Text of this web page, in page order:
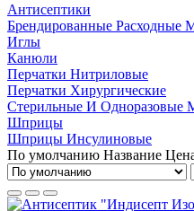
Антисептики
Брендированные Расходные
Иглы
Канюли
Перчатки Нитриловые
Перчатки Хирургические
Стерильные И Одноразовые
Шприцы
Шприцы Инсулиновые
По умолчанию Название